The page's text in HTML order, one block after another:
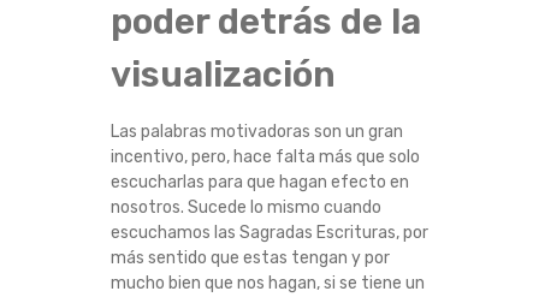
poder detrás de la
visualización
Las palabras motivadoras son un gran
incentivo, pero, hace falta más que solo
escucharlas para que hagan efecto en
nosotros. Sucede lo mismo cuando
escuchamos las Sagradas Escrituras, por
más sentido que estas tengan y por
mucho bien que nos hagan, si se tiene un